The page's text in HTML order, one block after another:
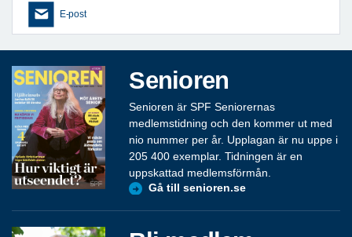
E-post
Senioren
Senioren är SPF Seniorernas
medlemstidning och den kommer ut med
nio nummer per år. Upplagan är nu uppe i
205 400 exemplar. Tidningen är en
uppskattad medlemsförmån.
Gå till senioren.se